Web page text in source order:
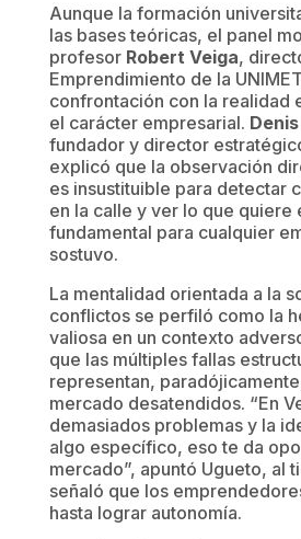
Aunque la formación
las bases teóricas, el panel
profesor Robert Veiga,
Emprendimiento de la
confrontación con la realidad
el carácter empresarial.
fundador y director
explicó que la observación
es insustituible para detectar
en la calle y ver lo que quiere
fundamental para cualquier
sostuvo.
La mentalidad orientada a la
conflictos se perfiló como la
valiosa en un contexto
que las múltiples fallas
representan,
mercado desatendidos. “En
demasiados problemas y la
algo específico, eso te da
mercado”, apuntó Ugueto, al
señaló que los
hasta lograr autonomía.